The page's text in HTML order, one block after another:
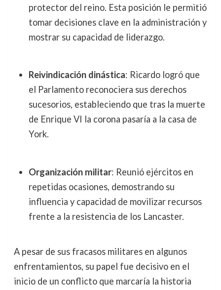
protector del reino. Esta posición le permitió
tomar decisiones clave en la administración y
mostrar su capacidad de liderazgo.
Reivindicación dinástica: Ricardo logró que
el Parlamento reconociera sus derechos
sucesorios, estableciendo que tras la muerte
de Enrique VI la corona pasaría a la casa de
York.
Organización militar: Reunió ejércitos en
repetidas ocasiones, demostrando su
influencia y capacidad de movilizar recursos
frente a la resistencia de los Lancaster.
A pesar de sus fracasos militares en algunos
enfrentamientos, su papel fue decisivo en el
inicio de un conflicto que marcaría la historia